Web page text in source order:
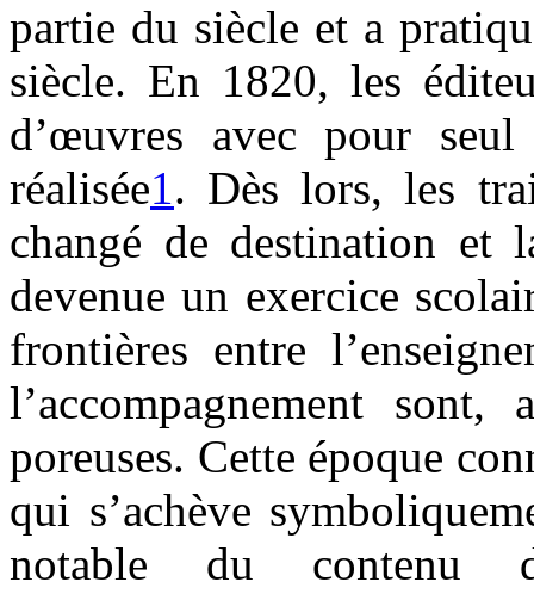
partie du siècle et a
siècle. En 1820, les
d’œuvres avec pour seul
réalisée1. Dès lors, les
changé de destination et
devenue un exercice
frontières entre
l’accompagnement
poreuses. Cette époque
qui s’achève
notable du contenu